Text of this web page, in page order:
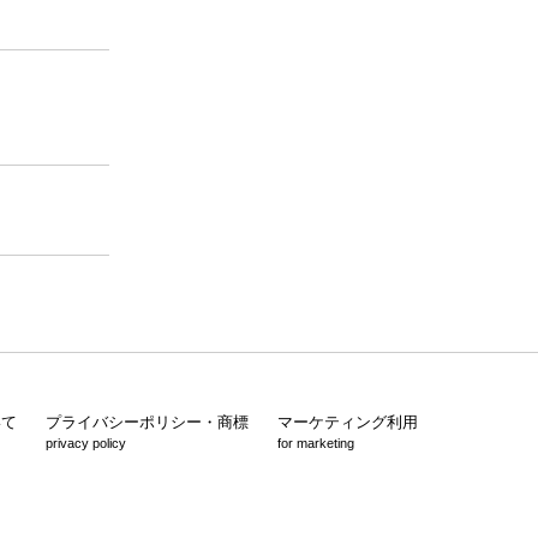
プライバシーポリシー・商標
privacy policy
マーケティング利用
for marketing